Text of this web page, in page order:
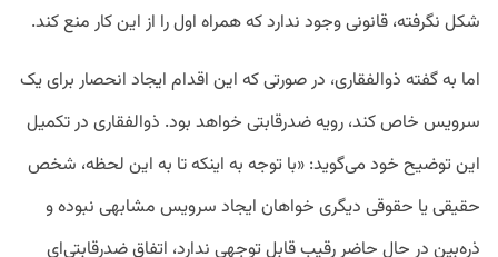
شکل نگرفته، قانونی وجود ندارد که همراه اول را از این کار منع کند.
اما به گفته ذوالفقاری، در صورتی که این اقدام ایجاد انحصار برای یک
سرویس خاص کند، رویه ضدرقابتی خواهد بود. ذوالفقاری در تکمیل
این توضیح خود می‌گوید: «با توجه به اینکه تا به این لحظه، شخص
حقیقی یا حقوقی دیگری خواهان ایجاد سرویس مشابهی نبوده و
ذره‌بین در حال حاضر رقیب قابل توجهی ندارد، اتفاق ضدرقابتی‌ای